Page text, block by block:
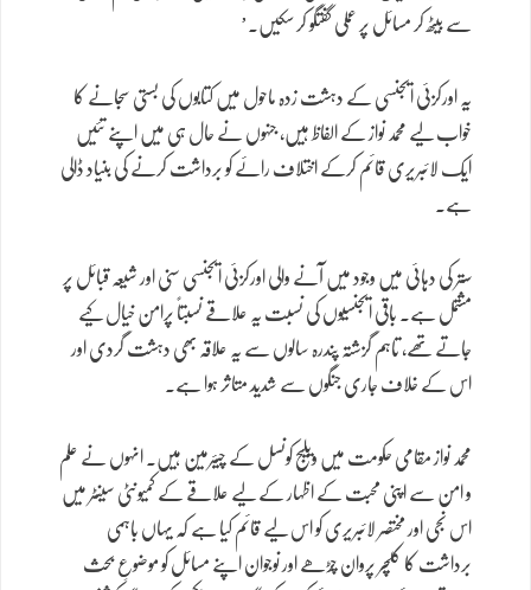
سے بیٹھ کر مسائل پر عملی گفتگو کر سکیں۔’
یہ اورکزئی ایجنسی کے دہشت زدہ ماحول میں کتابوں کی بستی سجانے کا
خواب لیے محمد نواز کے الفاظ ہیں، جنہوں نے حال ہی میں اپنے تئیں
ایک لائبریری قائم کرکے اختلاف رائے کو برداشت کرنے کی بنیاد ڈالی
ہے۔
ستر کی دہائی میں وجود میں آنے والی اورکزئی ایجنسی سنی اور شیعہ قبائل پر
مشتمل ہے۔ باقی ایجنسیوں کی نسبت یہ علاقے نسبتاً پرامن خیال کیے
جاتے تھے، تاہم گزشتہ پندرہ سالوں سے یہ علاقہ بھی دہشت گردی اور
اس کے خلاف جاری جنگوں سے شدید متاثر ہوا ہے۔
محمد نواز مقامی حکومت میں ویلیج کونسل کے چیئرمین ہیں۔ انہوں نے علم
و امن سے اپنی محبت کے اظہار کے لیے علاقے کے کمیونٹی سینٹر میں
اس نجی اور مختصر لائبریری کو اس لیے قائم کیا ہے کہ یہاں باہمی
برداشت کا کلچر پروان چڑھے اور نوجوان اپنے مسائل کو موضوعِ بحث